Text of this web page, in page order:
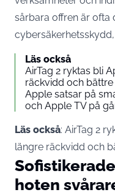
sårbara offren är ofta
Läs också
AirTag 2 ryktas bli
räckvidd och bättre
Apple satsar på
och Apple TV på
Läs också: AirTag 2
längre räckvidd och
hoten